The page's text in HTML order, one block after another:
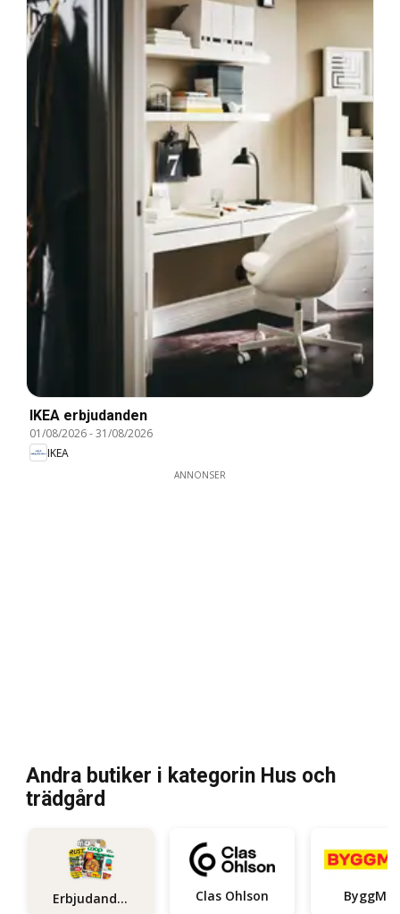
IKEA erbjudanden
01/08/2026-31/08/2026
IKEA
ANNONSER
Andra butiker i kategorin Hus och
trädgård
Erbjudanden Clas Ohlson